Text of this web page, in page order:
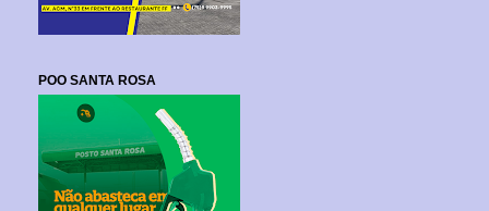
POO SANTA ROSA